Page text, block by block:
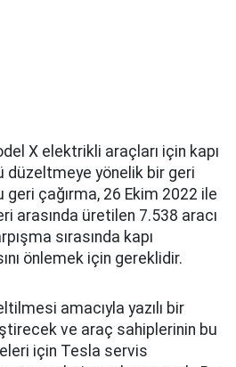
X elektrikli araçları için kapı
düzeltmeye yönelik bir geri
geri çağırma, 26 Ekim 2022 ile
arasında üretilen 7.538 aracı
sırasında kapı
önlemek için gereklidir.
amacıyla yazılı bir
ve araç sahiplerinin bu
için Tesla servis